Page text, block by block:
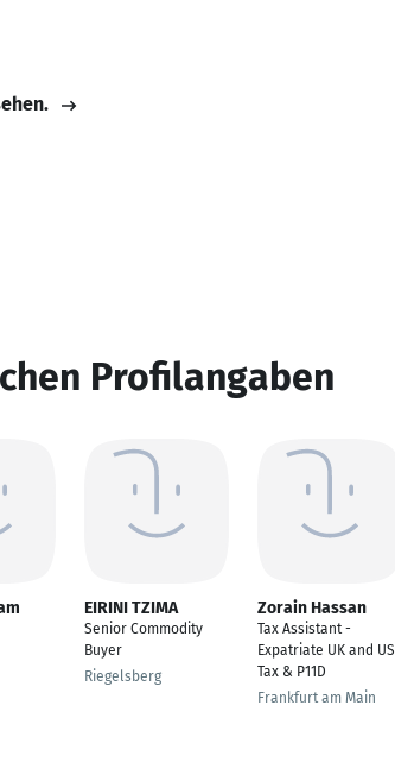
Profilangaben
EIRINI TZIMA
Senior Commodity
Buyer
Riegelsberg
Zorain Hassan
Tax Assistant -
Expatriate UK and US
Tax & P11D
Frankfurt am Main